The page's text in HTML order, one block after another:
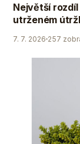
Největší
utrženém
7. 7. 2026 257